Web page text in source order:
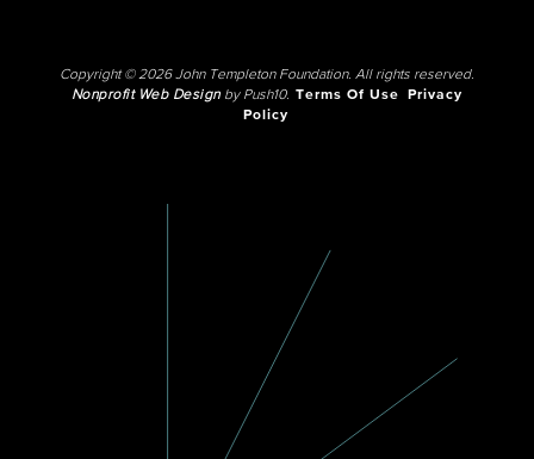
Copyright © 2026 John Templeton Foundation. All rights reserved.
Nonprofit Web Designby Push10. Terms Of Use
Privacy
Policy